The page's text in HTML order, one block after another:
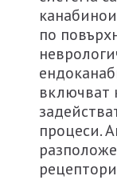
по
включват
процеси.